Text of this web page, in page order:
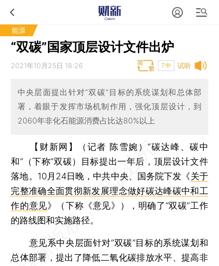
能源
“双碳”国家顶层设计文件出炉
试听
2021年10月25日 18:26 T中
中央层面提出针对“双碳”目标的系统谋划和总体部
署，着眼于发挥市场机制作用，强化顶层设计，到
2060年非化石能源消费占比达80%以上
【财新网】（记者 陈雪婉）“碳达峰、碳中
和”（下称“双碳）目标提出一年后，顶层设计文件
落地。10月24日晚，中共中央、国务院下发《关于
完整准确全面贯彻新发展理念做好碳达峰碳中和工
作的意见》（下称《意见》），明确了“双碳”工作
的路线图和实施路径。
意见系中央层面针对“双碳”目标的系统谋划和
总体部署，提出了降低二氧化碳排放水平、提高非